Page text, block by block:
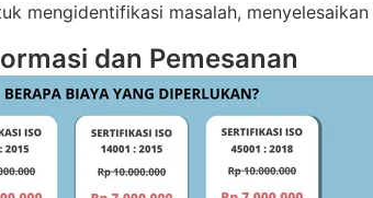
mengidentifikasi masalah, menyelesaikan
dan Pemesanan